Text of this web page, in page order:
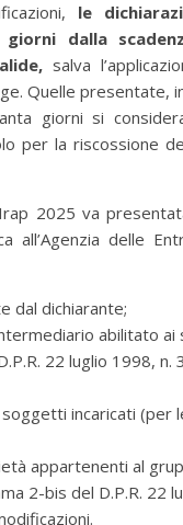
le
dalla
salva
Quelle presentate,
giorni si
per la riscossione
2025 va
all’Agenzia delle
dal dichiarante;
abilitato ai
22 luglio 1998, n.
incaricati (per
appartenenti al
2-bis del D.P.R. 22